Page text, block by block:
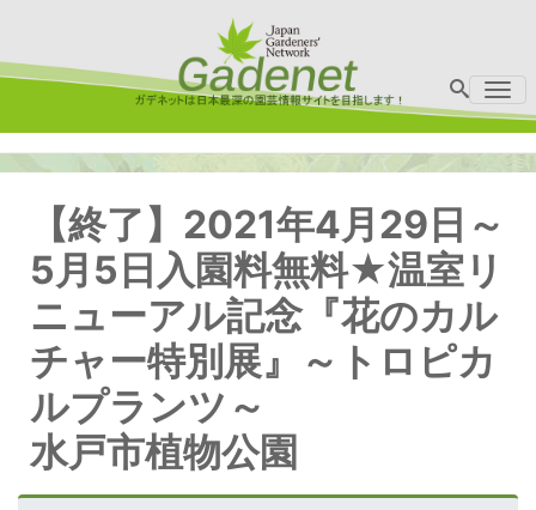
【終了】2021年4月29日～
5月5日入園料無料★温室リ
ニューアル記念『花のカル
チャー特別展』～トロピカ
ルプランツ～
水戸市植物公園